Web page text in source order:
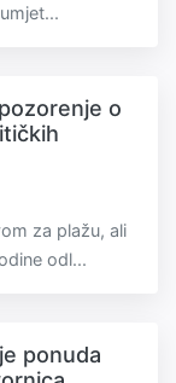
o
za plažu, ali
odl...
ponuda